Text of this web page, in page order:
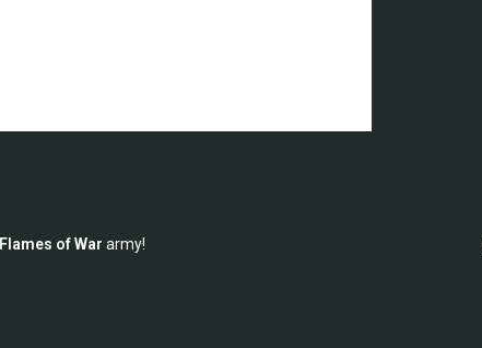
Flames of War army!